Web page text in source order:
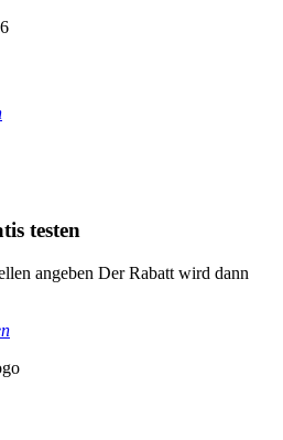
testen
angeben Der Rabatt wird dann